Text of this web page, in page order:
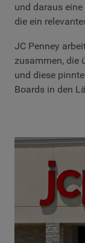
und daraus
die ein
JC Penney
zusammen, die
und diese
Boards in den